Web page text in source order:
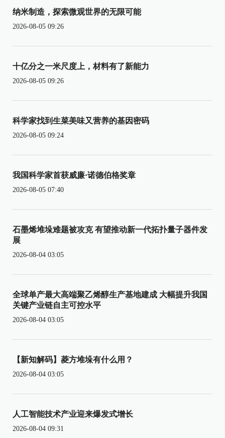
纳米制造，探索微观世界的无限可能
2026-08-05 09:26
十亿分之一米尺度上，材料有了新能力
2026-08-05 09:26
科学家找到生菜美味又营养的基因密码
2026-08-05 09:24
我国科学家首获威廉·诺德伯格奖章
2026-08-05 07:40
石墨烯堆垛难题被攻克 有望推动新一代拓扑量子器件发
展
2026-08-04 03:05
全球单产最大高端聚乙烯醇生产基地建成 大幅提升我国
关键产业链自主可控水平
2026-08-04 03:05
【新知解码】菱方堆垛有什么用？
2026-08-04 03:05
人工智能技术产业迎来爆发式增长
2026-08-04 09:31